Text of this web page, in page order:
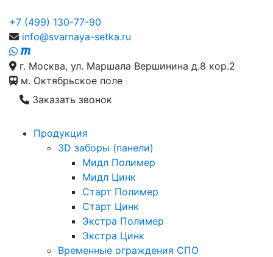
+7 (499) 130-77-90
info@svarnaya-setka.ru
г. Москва, ул. Маршала Вершинина д.8 кор.2
м. Октябрьское поле
Заказать звонок
Продукция
3D заборы (панели)
Мидл Полимер
Мидл Цинк
Старт Полимер
Старт Цинк
Экстра Полимер
Экстра Цинк
Временные ограждения СПО